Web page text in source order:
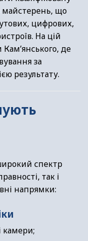
майстерень, що
цифрових,
На цій
Кам’янського, де
за
результату.
спектр
так і
напрямки:
камери;